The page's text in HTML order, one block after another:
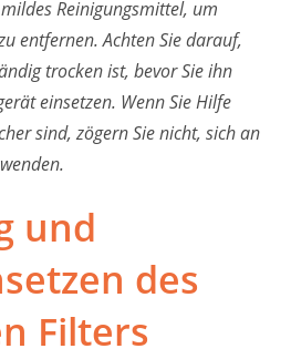
Reinigungsmittel, um
entfernen. Achten Sie darauf,
trocken ist, bevor Sie ihn
einsetzen. Wenn Sie Hilfe
sind, zögern Sie nicht, sich an
und
des
Filters